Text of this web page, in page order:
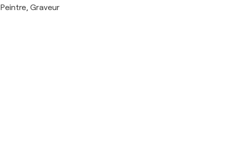
Peintre, Graveur